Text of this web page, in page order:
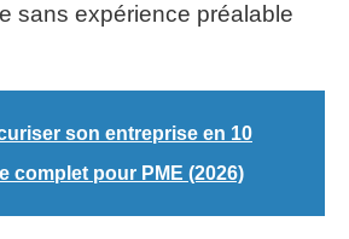
sans expérience préalable
son entreprise en 10
complet pour PME (2026)